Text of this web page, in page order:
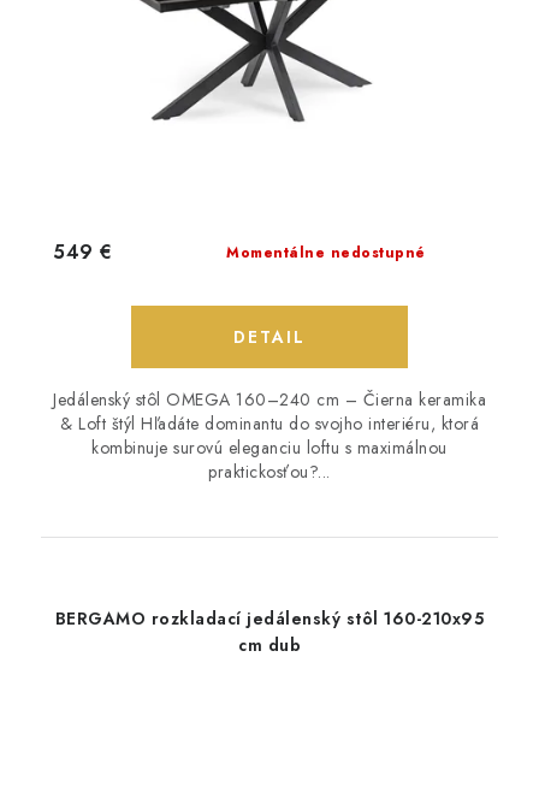
Momentálne nedostupné
549 €
DETAIL
Jedálenský stôl OMEGA 160–240 cm – Čierna keramika
& Loft štýl Hľadáte dominantu do svojho interiéru, ktorá
kombinuje surovú eleganciu loftu s maximálnou
praktickosťou?...
BERGAMO rozkladací jedálenský stôl 160-210x95
cm dub